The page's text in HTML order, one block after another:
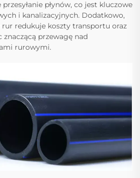
płynów, co jest kluczowe
i kanalizacyjnych. Dodatkowo,
redukuje koszty transportu oraz
przewagę nad
rurowymi.